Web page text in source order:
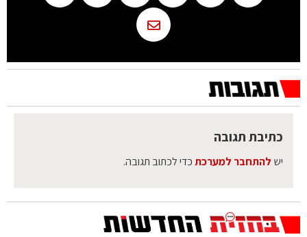
כתיבת תגובה
יש להתחבר למערכתכדי לכתוב תגובה.